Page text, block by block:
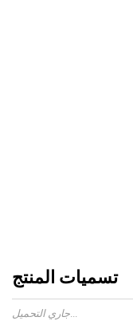
تسميات المنتج